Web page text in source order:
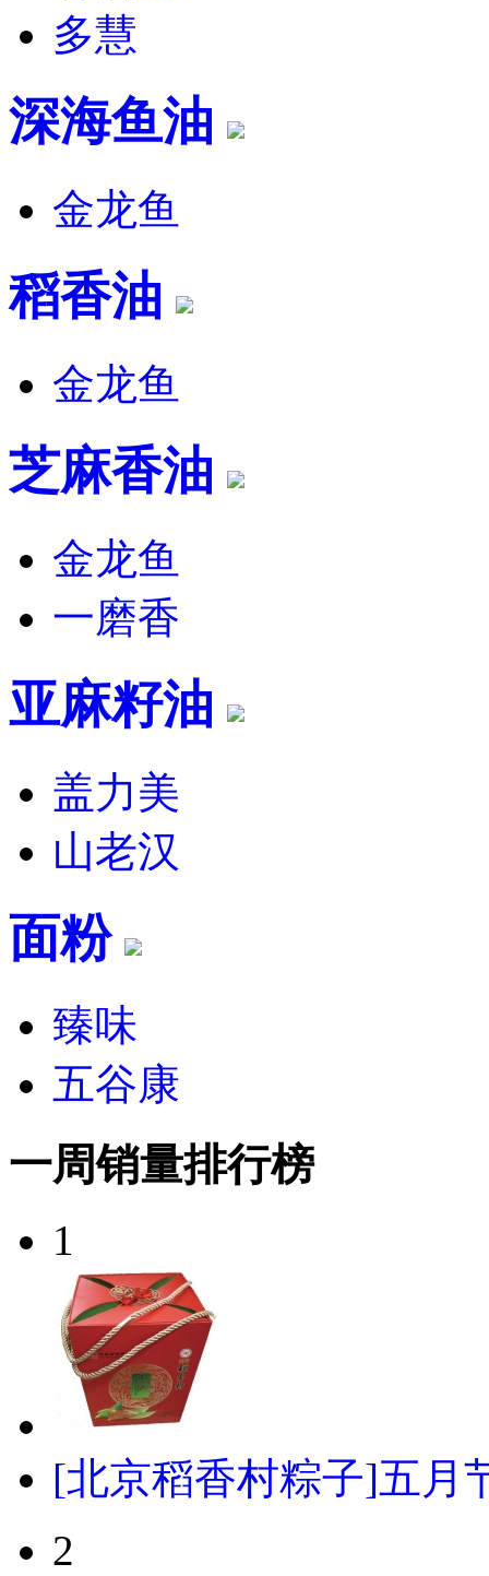
多慧
深海鱼油
金龙鱼
稻香油
金龙鱼
芝麻香油
金龙鱼
一磨香
亚麻籽油
盖力美
山老汉
面粉
臻味
五谷康
一周销量排行榜
1
[北京稻香村粽子]五月
2